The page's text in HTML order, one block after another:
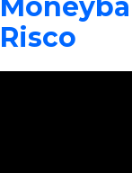
Risco